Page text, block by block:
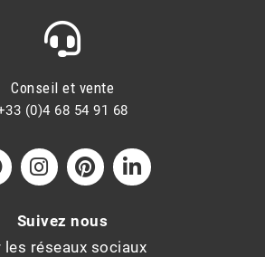
Conseil et vente
(0)4 68 54 91 68
Suivez nous
les réseaux sociaux